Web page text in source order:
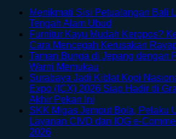
Menikmati Sisi Petualangan Bali
Tengah Alam Ubud
Comments
on
Menikmati
Petualangan
Bali
Rafting
di
Furnitur Kayu Mudah Keropos?
Cara Mencegah Kerusakan
Taman Bunga di Jepang dengan
Warni Memukau
Comments
on
Bunga
di
Surabaya Jadi Kiblat Kopi
Expo (ICX) 2026 Siap Hadir di
Akhir Pekan Ini
Comments
on
SKK Migas Jemput Bola, Pelaku
Layanan CIVD dan IOG e-
2026No